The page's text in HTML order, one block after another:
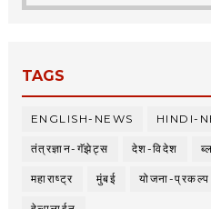
TAGS
ENGLISH-NEWS HINDI-
तंत्रज्ञान-गॅझेट्स देश-विदेश
महाराष्ट्र मुंबई योजना-प्रकल्प